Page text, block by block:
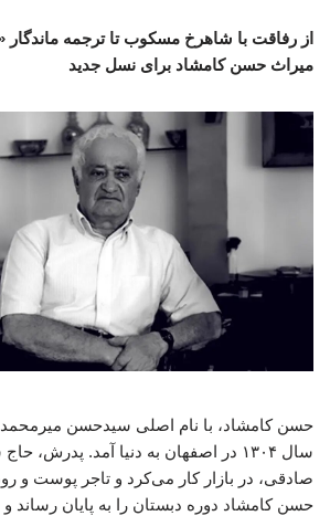
از رفاقت با شاهرخ مسکوب تا ترجمه ماندگار
میراث حسن کامشاد برای نسل جدید
سال ۱۳۰۴ در اصفهان به دنیا آمد.
صادقی، در بازار کار می‌کرد و تاجر پوست و
حسن کامشاد دوره‌ دبستان را به پایان